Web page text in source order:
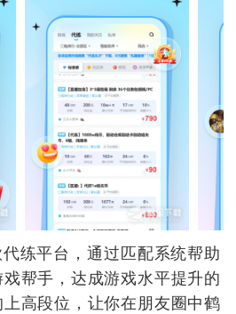
练平台，通过匹配系统帮助
帮手，达成游戏水平提升的
高段位，让你在朋友圈中鹤